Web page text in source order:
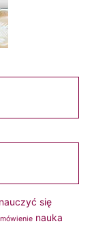
się
mówienie nauka